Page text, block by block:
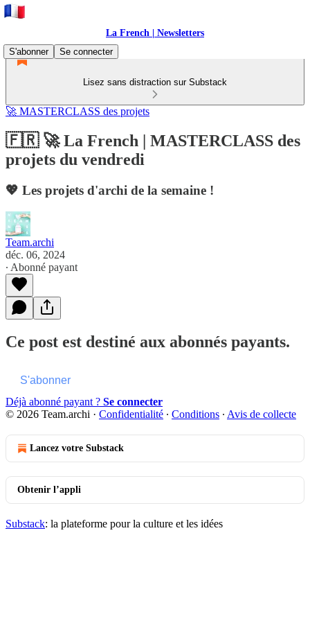
La French | Newsletters
S'abonner
Se connecter
Lisez sans distraction sur Substack
🚀 MASTERCLASS des projets
🇫🇷 🚀 La French | MASTERCLASS des
projets du vendredi
💖 Les projets d'archi de la semaine !
Team.archi
déc. 06, 2024
∙ Abonné payant
Ce post est destiné aux abonnés payants.
S'abonner
Déjà abonné payant ? Se connecter
© 2026 Team.archi · Confidentialité ∙ Conditions ∙ Avis de collecte
Lancez votre Substack
Obtenir l’appli
Substack: la plateforme pour la culture et les idées